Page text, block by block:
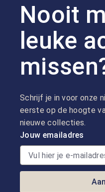
Nooit
leuke
Schrijf je in voor onze
eerste op de hoogte
nieuwe collecties.
Jouw emailadres